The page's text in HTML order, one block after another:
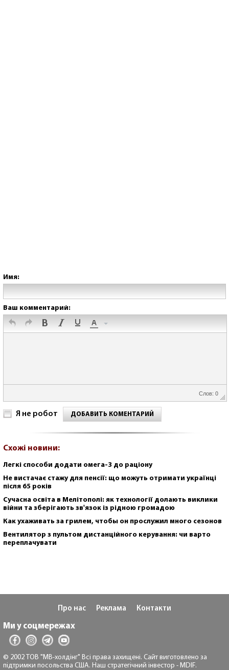
Имя:
Ваш комментарий:
Слов: 0
Я не робот ДОБАВИТЬ КОМЕНТАРИЙ
Схожі новини:
Легкі способи додати омега-3 до раціону
Не вистачає стажу для пенсії: що можуть отримати українці
після 65 років
Сучасна освіта в Мелітополі: як технології долають виклики
війни та зберігають зв'язок із рідною громадою
Как ухаживать за грилем, чтобы он прослужил много сезонов
Вентилятор з пультом дистанційного керування: чи варто
переплачувати
Про нас Реклама Контакти
Ми у соцмережах
© 2002 ТОВ "МВ-холдінг" Всі права захищені. Сайт виготовлено за
підтримки посольства США. Наш стратегічний інвестор - MDIF.